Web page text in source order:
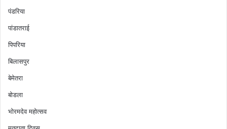
पंडरिया
पांडातराई
पिपरिया
बिलासपुर
बेमेतरा
बोडला
भोरमदेव महोत्सव